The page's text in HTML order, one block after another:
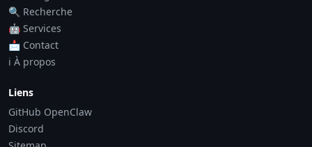
🔍 Recherche
🤖 Services
📩 Contact
ℹ️ À propos
Liens
GitHub OpenClaw
Discord